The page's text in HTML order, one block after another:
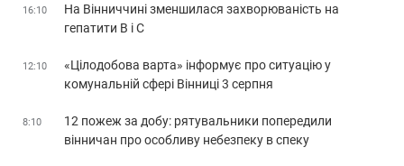
16:10
На Вінниччині зменшилася захворюваність на
гепатити В і С
12:10
«Цілодобова варта» інформує про ситуацію у
комунальній сфері Вінниці 3 серпня
8:10
12 пожеж за добу: рятувальники попередили
вінничан про особливу небезпеку в спеку